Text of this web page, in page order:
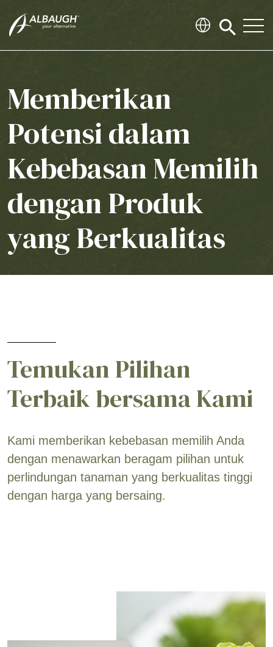
Click
search
Memberikan
Potensi dalam
Kebebasan Memilih
dengan Produk
yang Berkualitas
Temukan Pilihan
Terbaik bersama Kami
Kami memberikan kebebasan memilih Anda
dengan menawarkan beragam pilihan untuk
perlindungan tanaman yang berkualitas tinggi
dengan harga yang bersaing.